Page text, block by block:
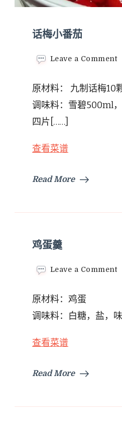
话梅小番茄
Leave a Comment
原材料： 九制话梅10
调味料：雪碧500ml
四片[……]
查看菜谱
Read More
鸡蛋羹
Leave a Comment
原材料：鸡蛋
调味料：白糖，盐，
查看菜谱
Read More